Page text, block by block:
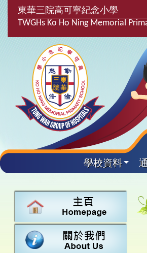
東華三院高可寧紀念小學
TWGHs Ko Ho Ning Memorial
學校資料